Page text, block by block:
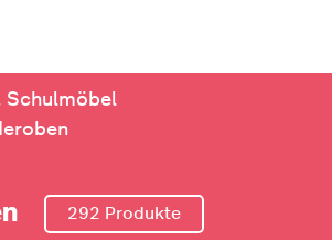
Schulmöbel
292 Produkte